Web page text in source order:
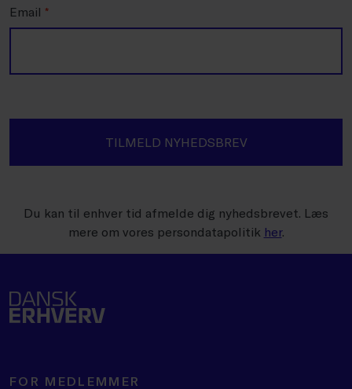
Email *
TILMELD NYHEDSBREV
Du kan til enhver tid afmelde dig nyhedsbrevet. Læs
mere om vores persondatapolitik her.
FOR MEDLEMMER